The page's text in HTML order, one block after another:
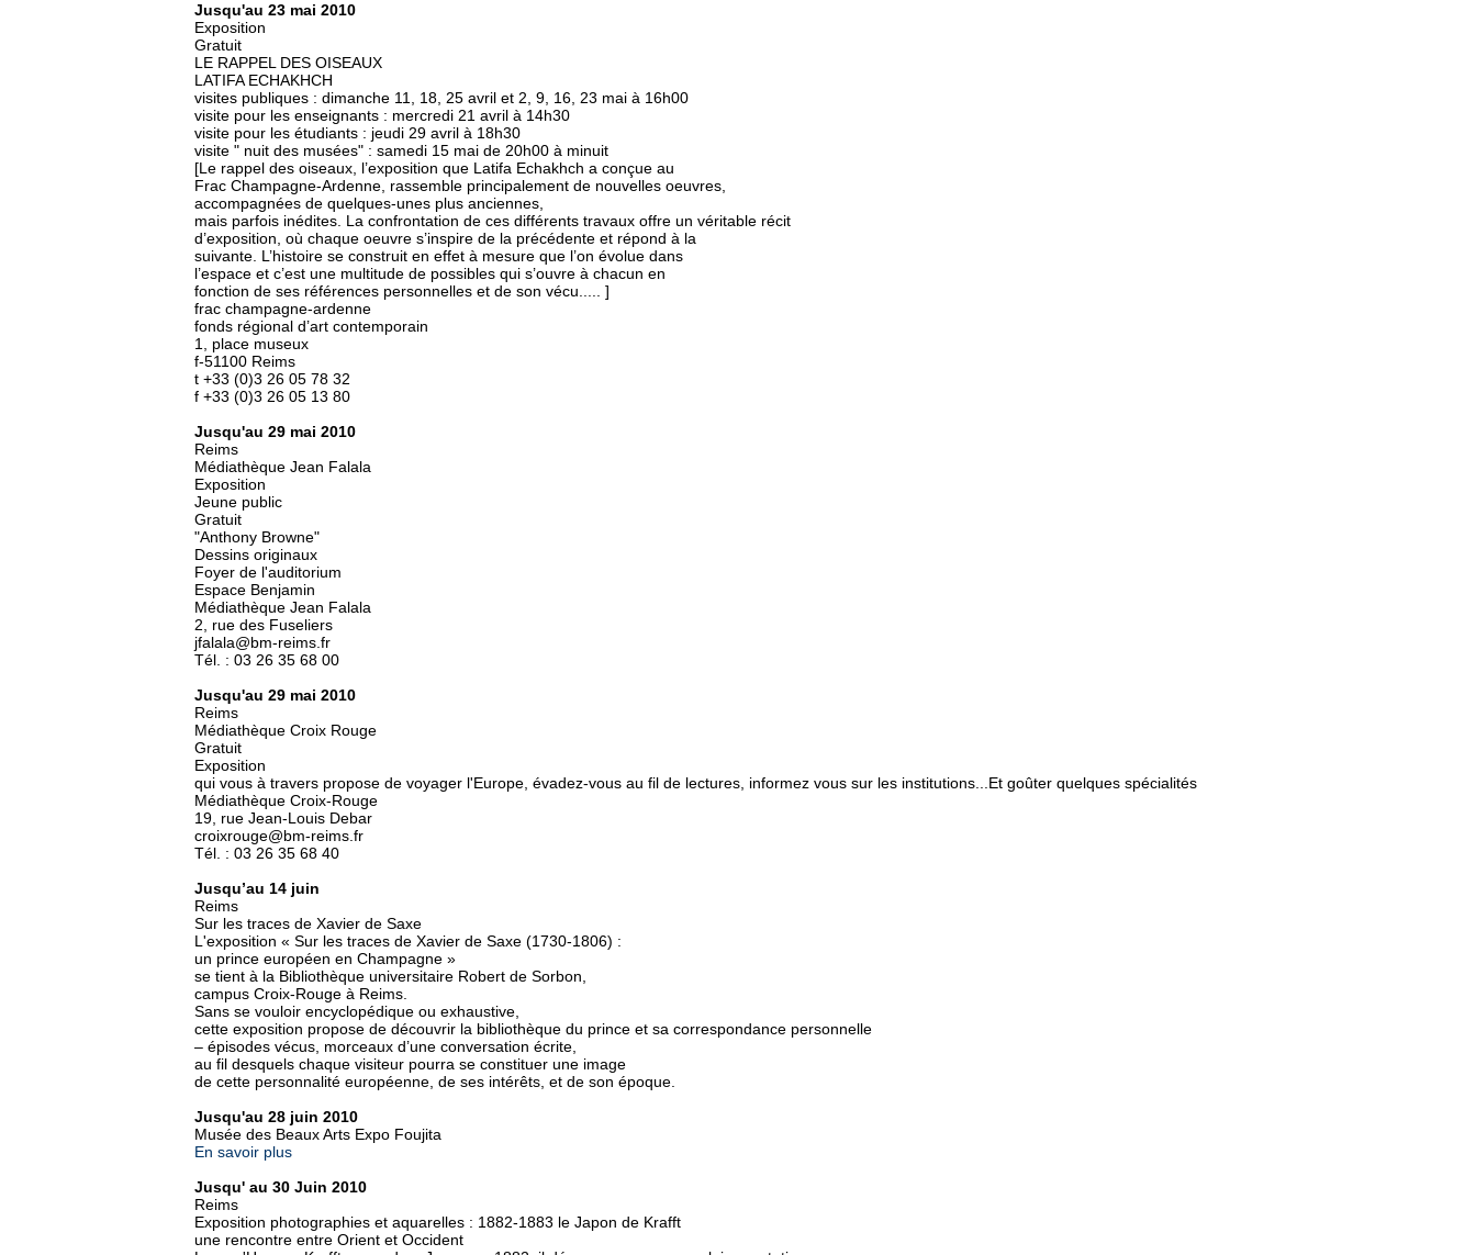
Jusqu'au 23 mai 2010
Exposition
Gratuit
LE RAPPEL DES OISEAUX
LATIFA ECHAKHCH
visites publiques : dimanche 11, 18, 25 avril et 2, 9, 16, 23 mai à 16h00
visite pour les enseignants : mercredi 21 avril à 14h30
visite pour les étudiants : jeudi 29 avril à 18h30
visite " nuit des musées" : samedi 15 mai de 20h00 à minuit
[Le rappel des oiseaux, l’exposition que Latifa Echakhch a conçue au
Frac Champagne-Ardenne, rassemble principalement de nouvelles oeuvres,
accompagnées de quelques-unes plus anciennes,
mais parfois inédites. La confrontation de ces différents travaux offre un véritable récit
d’exposition, où chaque oeuvre s’inspire de la précédente et répond à la
suivante. L’histoire se construit en effet à mesure que l’on évolue dans
l’espace et c’est une multitude de possibles qui s’ouvre à chacun en
fonction de ses références personnelles et de son vécu..... ]
frac champagne-ardenne
fonds régional d’art contemporain
1, place museux
f-51100 Reims
t +33 (0)3 26 05 78 32
f +33 (0)3 26 05 13 80
Jusqu'au 29 mai 2010
Reims
Médiathèque Jean Falala
Exposition
Jeune public
Gratuit
"Anthony Browne"
Dessins originaux
Foyer de l'auditorium
Espace Benjamin
Médiathèque Jean Falala
2, rue des Fuseliers
jfalala@bm-reims.fr
Tél. : 03 26 35 68 00
Jusqu'au 29 mai 2010
Reims
Médiathèque Croix Rouge
Gratuit
Exposition
qui vous à travers propose de voyager l'Europe, évadez-vous au fil de lectures, informez vous sur les institutions...Et goûter quelques spécialités
Médiathèque Croix-Rouge
19, rue Jean-Louis Debar
croixrouge@bm-reims.fr
Tél. : 03 26 35 68 40
Jusqu’au 14 juin
Reims
Sur les traces de Xavier de Saxe
L'exposition « Sur les traces de Xavier de Saxe (1730-1806) :
un prince européen en Champagne »
se tient à la Bibliothèque universitaire Robert de Sorbon,
campus Croix-Rouge à Reims.
Sans se vouloir encyclopédique ou exhaustive,
cette exposition propose de découvrir la bibliothèque du prince et sa correspondance personnelle
– épisodes vécus, morceaux d’une conversation écrite,
au fil desquels chaque visiteur pourra se constituer une image
de cette personnalité européenne, de ses intérêts, et de son époque.
Jusqu'au 28 juin 2010
Musée des Beaux Arts Expo Foujita
En savoir plus
Jusqu' au 30 Juin 2010
Reims
Exposition photographies et aquarelles : 1882-1883 le Japon de Krafft
une rencontre entre Orient et Occident